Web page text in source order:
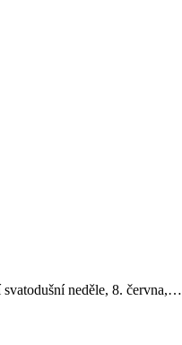
svatodušní neděle, 8. června,…